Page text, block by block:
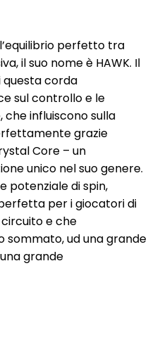
perfetto tra
il suo nome è HAWK. Il
questa corda
sul controllo e le
influiscono sulla
grazie
Core – un
unico nel suo genere.
potenziale di spin,
per i giocatori di
e che
sommato, ud una grande
grande